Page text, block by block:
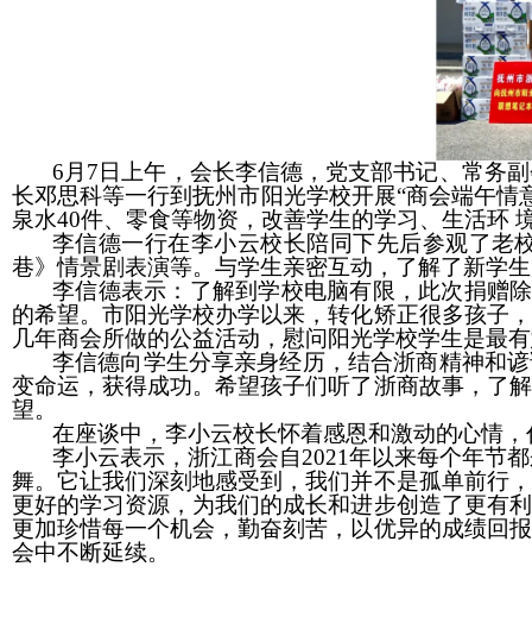
6 月 7 日上午，会长李信德，党支部书记、常务
长邓思科等一行到抚州市阳光学校开展“商会端午情
泉水40件、零食等物资，改善学生的学习、生活环
李信德一行在李小云校长陪同下先后参观了老
巷》情景剧表演等。与学生亲密互动，了解了新学
李信德表示：了解到学校电脑有限，此次捐赠
的希望。市阳光学校办学以来，转化矫正很多孩子
几年商会所做的公益活动，慰问阳光学校学生是最
李信德向学生分享亲身经历，结合浙商精神和
变命运，获得成功。希望孩子们听了浙商故事，了
望。
在座谈中，李小云校长怀着感恩和激动的心情
李小云表示，浙江商会自2021年以来每个年节
舞。它让我们深刻地感受到，我们并不是孤单前行
更好的学习资源，为我们的成长和进步创造了更有
更加珍惜每一个机会，勤奋刻苦，以优异的成绩回
会中不断延续。